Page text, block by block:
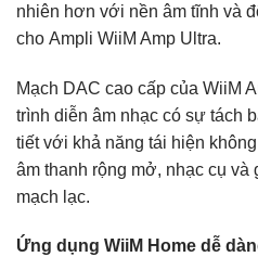
nhiên hơn với nền âm tĩnh và
cho Ampli WiiM Amp Ultra.
Mạch DAC cao cấp của WiiM
trình diễn âm nhạc có sự tách
tiết với khả năng tái hiện
âm thanh rộng mở, nhạc cụ
mạch lạc.
Ứng dụng WiiM Home dễ